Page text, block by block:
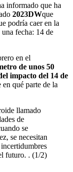
informado que ha
2023DWque
podría caer en la
fecha: 14 de
en el
de unos 50
impacto del 14 de
en qué parte de la
llamado
de
se
se necesitan
futuro. . (1/2)